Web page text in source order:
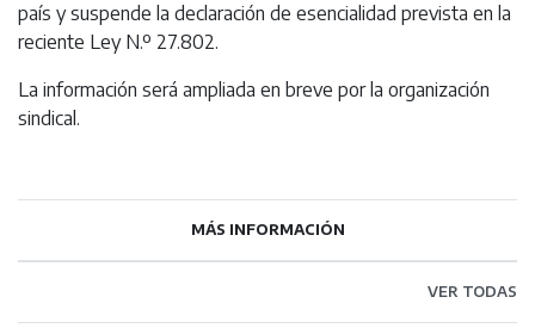
país y suspende la declaración de esencialidad prevista en la
reciente Ley N.º 27.802.
La información será ampliada en breve por la organización
sindical.
MÁS INFORMACIÓN
VER TODAS